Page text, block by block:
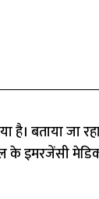
बताया जा
के इमरजेंसी